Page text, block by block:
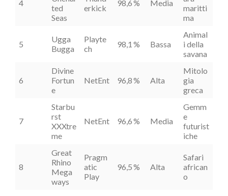
4
ted
Seas
erkick
98,6 % Media
maritti
ma
5
Ugga
Bugga
Playte
ch
98,1 % Bassa
Animal
i della
savana
6
Divine
Fortun
e
NetEnt 96,8 % Alta
Mitolo
gia
greca
7
Starbu
rst
XXXtre
me
NetEnt 96,6 % Media
Gemm
e
futurist
iche
8
Great
Rhino
Mega
ways
Pragm
atic
Play
96,5 % Alta
Safari
african
o